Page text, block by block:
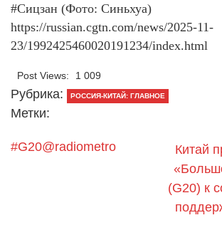
#Сицзан (Фото: Синьхуа)
https://russian.cgtn.com/news/2025-11-
23/1992425460020191234/index.html
Post Views: 1 009
Рубрика: РОССИЯ-КИТАЙ: ГЛАВНОЕ
Метки:
#G20@radiometro
Китай
(G20) к